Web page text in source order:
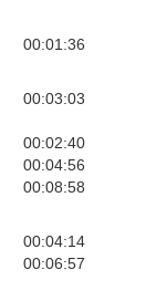
00:01:36
00:03:03
00:02:40
00:04:56
00:08:58
00:04:14
00:06:57